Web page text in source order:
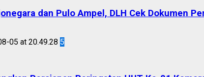
dan Pulo Ampel, DLH Cek Dokumen
5